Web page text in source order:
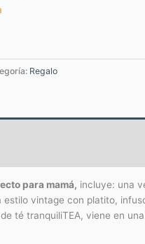
Regalo
para mamá, incluye: una
vintage con platito,
té tranquiliTEA, viene en